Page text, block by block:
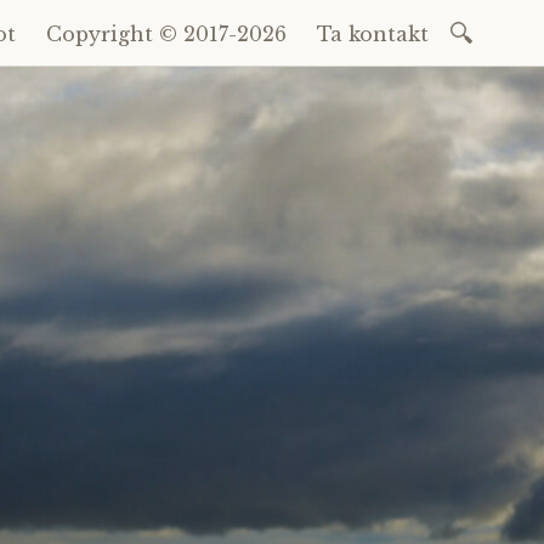
Copyright © 2017-2026 Ta kontakt